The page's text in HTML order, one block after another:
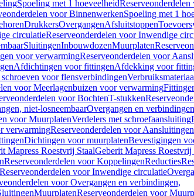
Spoeling met 1 hoeveelheid
voor BinnenwerkenSpoeling met 1
DrukkersOvergangenAfsluitstoppen
circulatieReserveonderdelen voor Inwendige
SluitingenInbouwdozenMuurplaten
voor verwarmingReserveonderdelen voor
Afdichtingen voor fittingenAfdekking voor
schroeven voor flensverbindingen
voor Meerlagenbuizen voor verwarming
voor BochtenT-stukken
niet-losneembaarOvergangen en
voor MuurplatenVerdelers met schroefaansluiting
verwarmingReserveonderdelen voor
Dichtingen voor muurplatenBevestigingen
Mapress Roestvrij StaalGeberit Mapress Roestvrij
Reserveonderdelen voor KoppelingenReducties
Reserveonderdelen voor Inwendige circulatie
voor Overgangen en verbindingen,
MuurplatenReserveonderdelen voor